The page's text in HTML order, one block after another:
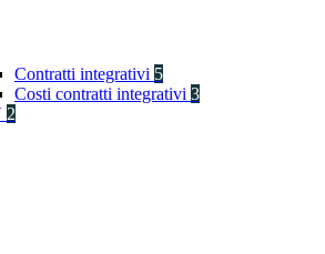
Contratti integrativi 5
Costi contratti integrativi 3
2